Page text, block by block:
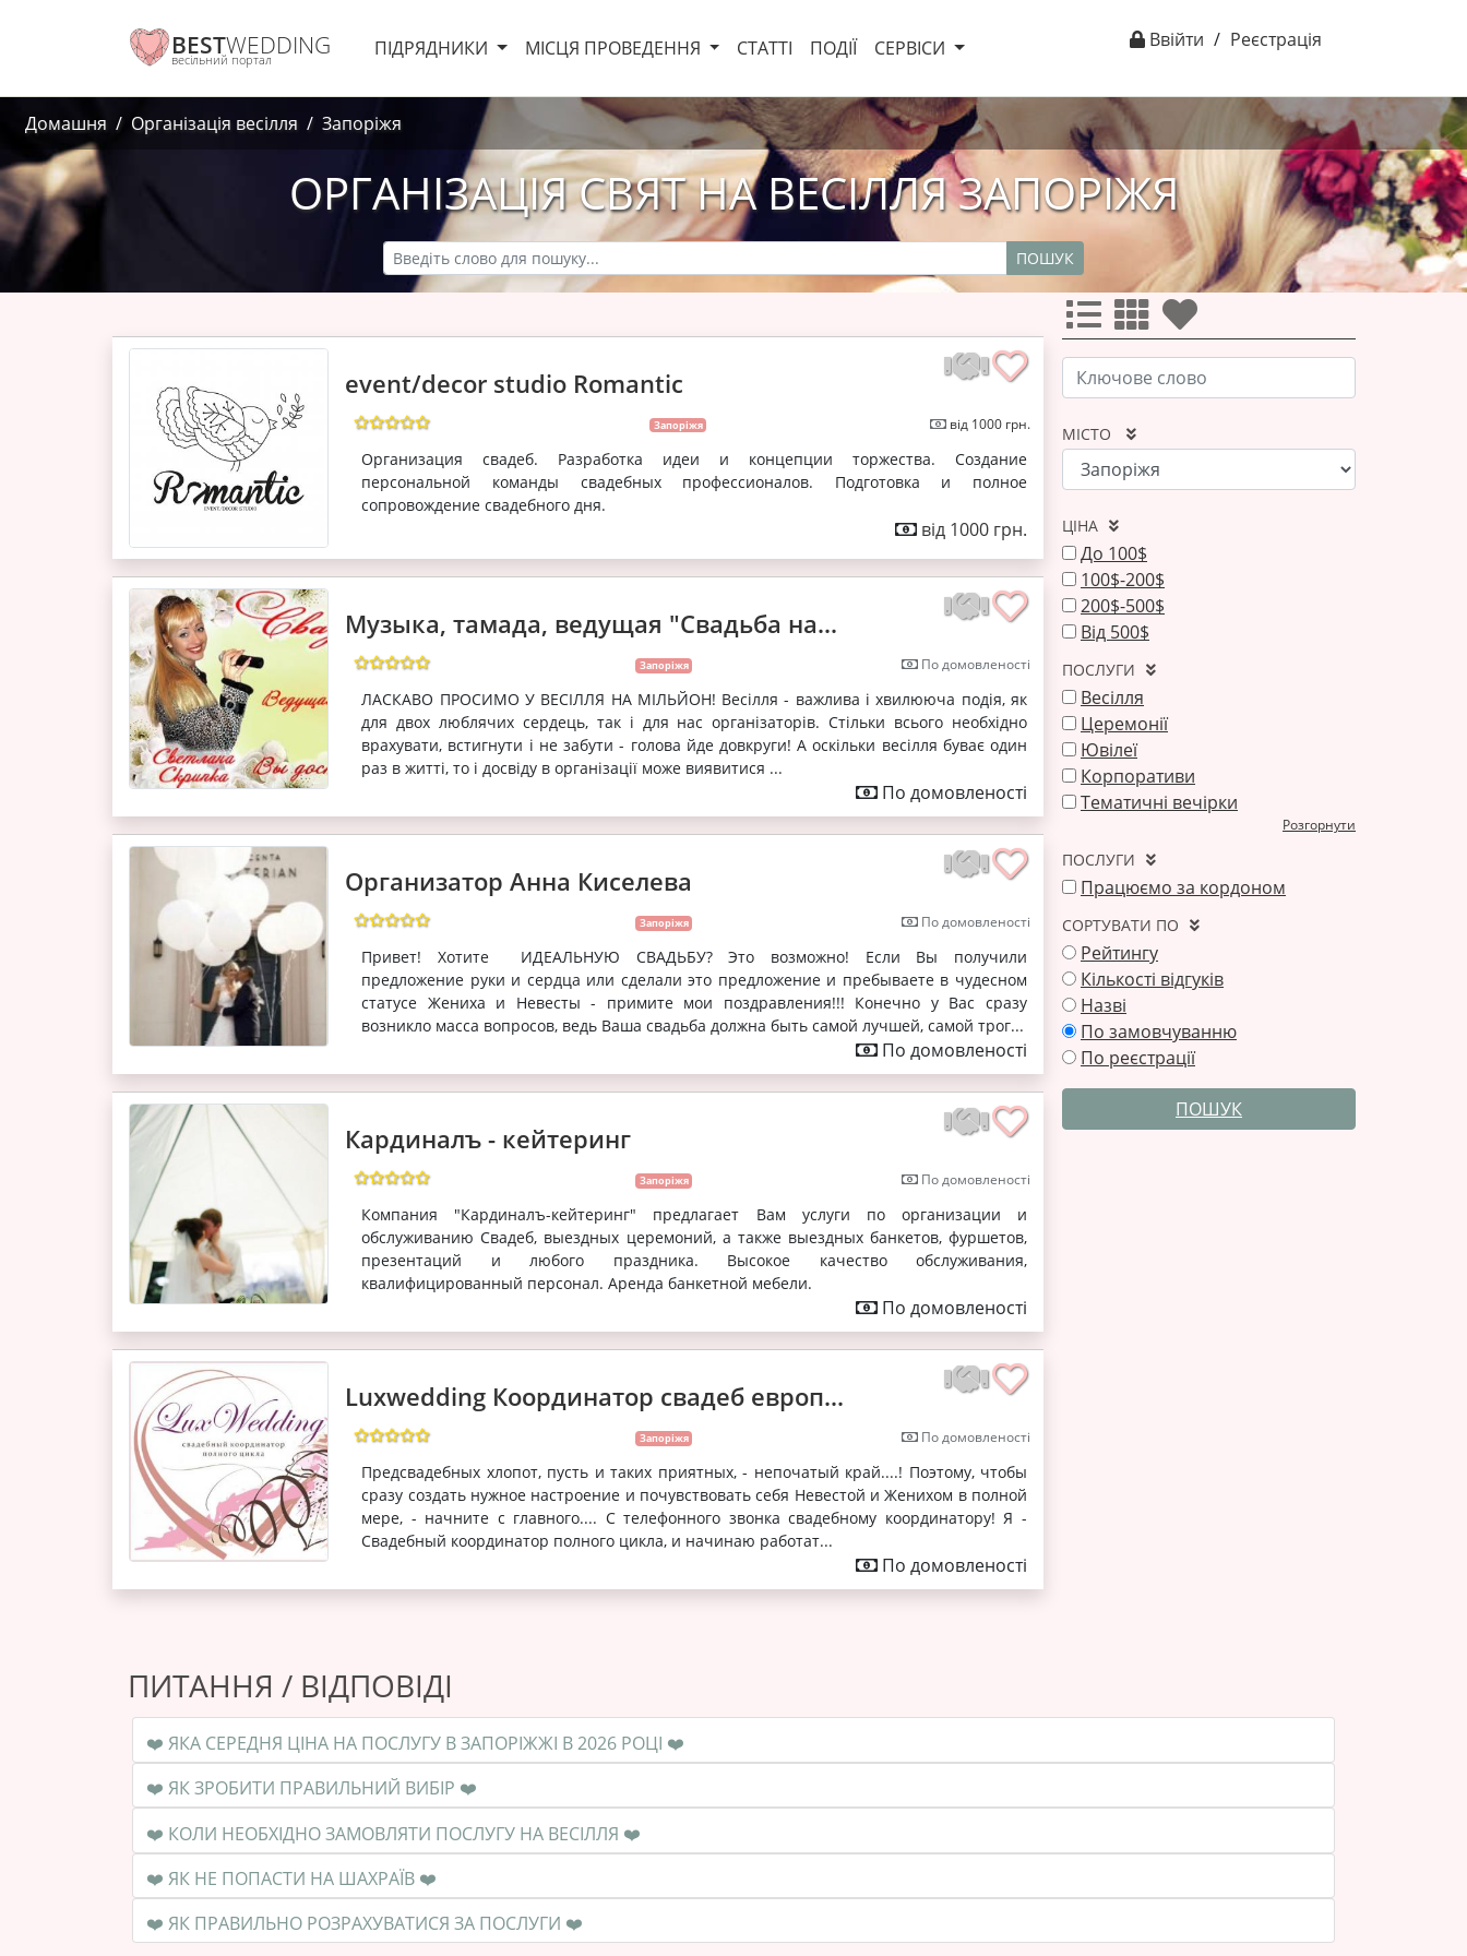
BESTWEDDING
весільний портал ПІДРЯДНИКИ МІСЦЯ ПРОВЕДЕННЯ СТАТТІ ПОДІЇ СЕРВІСИ Ввійти / Реєстрація
Домашня Організація весілля Запоріжя
ОРГАНІЗАЦІЯ СВЯТ НА ВЕСІЛЛЯ ЗАПОРІЖЯ
ПОШУК
МІСТО
ЦІНА
До 100$
100$-200$
200$-500$
Від 500$
ПОСЛУГИ
Весілля
Церемонії
Ювілеї
Корпоративи
Тематичні вечірки
Розгорнути
ПОСЛУГИ
Працюємо за кордоном
СОРТУВАТИ ПО
Рейтингу
Кількості відгуків
Назві
По замовчуванню
По реєстрації
ПОШУК
event/decor studio Romantic
Запоріжя від 1000 грн.
Организация свадеб. Разработка идеи и концепции торжества. Создание
персональной команды свадебных профессионалов. Подготовка и полное
сопровождение свадебного дня.
від 1000 грн.
Музыка, тамада, ведущая "Свадьба на...
Запоріжя По домовленості
ЛАСКАВО ПРОСИМО У ВЕСІЛЛЯ НА МІЛЬЙОН! Весілля - важлива і хвилююча подія, як
для двох люблячих сердець, так і для нас організаторів. Стільки всього необхідно
врахувати, встигнути і не забути - голова йде довкруги! А оскільки весілля буває один
раз в житті, то і досвіду в організації може виявитися ...
По домовленості
Организатор Анна Киселева
Запоріжя По домовленості
Привет! Хотите ИДЕАЛЬНУЮ СВАДЬБУ? Это возможно! Если Вы получили
предложение руки и сердца или сделали это предложение и пребываете в чудесном
статусе Жениха и Невесты - примите мои поздравления!!! Конечно у Вас сразу
возникло масса вопросов, ведь Ваша свадьба должна быть самой лучшей, самой трог...
По домовленості
Кардиналъ - кейтеринг
Запоріжя По домовленості
Компания "Кардиналъ-кейтеринг" предлагает Вам услуги по организации и
обслуживанию Свадеб, выездных церемоний, а также выездных банкетов, фуршетов,
презентаций и любого праздника. Высокое качество обслуживания,
квалифицированный персонал. Аренда банкетной мебели.
По домовленості
Luxwedding Координатор свадеб европ...
Запоріжя По домовленості
Предсвадебных хлопот, пусть и таких приятных, - непочатый край....! Поэтому, чтобы
сразу создать нужное настроение и почувствовать себя Невестой и Женихом в полной
мере, - начните с главного.... C телефонного звонка свадебному координатору! Я -
Свадебный координатор полного цикла, и начинаю работат...
По домовленості
ПИТАННЯ / ВІДПОВІДІ
❤️ ЯКА СЕРЕДНЯ ЦІНА НА ПОСЛУГУ В ЗАПОРІЖЖІ В 2026 РОЦІ ❤️
❤️ ЯК ЗРОБИТИ ПРАВИЛЬНИЙ ВИБІР ❤️
❤️ КОЛИ НЕОБХІДНО ЗАМОВЛЯТИ ПОСЛУГУ НА ВЕСІЛЛЯ ❤️
❤️ ЯК НЕ ПОПАСТИ НА ШАХРАЇВ ❤️
❤️ ЯК ПРАВИЛЬНО РОЗРАХУВАТИСЯ ЗА ПОСЛУГИ ❤️